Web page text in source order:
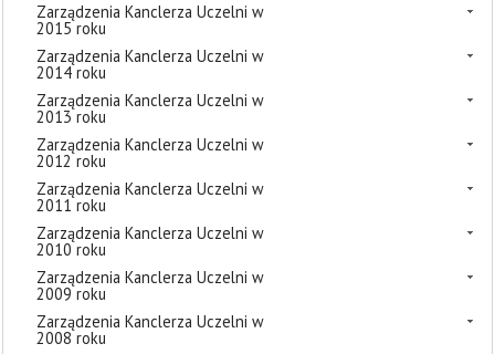
Zarządzenia Kanclerza Uczelni w
2015 roku
Zarządzenia Kanclerza Uczelni w
2014 roku
Zarządzenia Kanclerza Uczelni w
2013 roku
Zarządzenia Kanclerza Uczelni w
2012 roku
Zarządzenia Kanclerza Uczelni w
2011 roku
Zarządzenia Kanclerza Uczelni w
2010 roku
Zarządzenia Kanclerza Uczelni w
2009 roku
Zarządzenia Kanclerza Uczelni w
2008 roku